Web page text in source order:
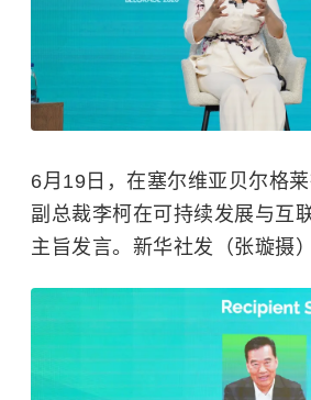
6月19日，在塞尔维亚贝尔格
副总裁李柯在可持续发展与互
主旨发言。新华社发（张璇摄）